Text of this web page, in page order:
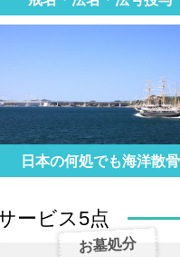
日本の何処でも海洋散骨
ービス5点
お墓処分